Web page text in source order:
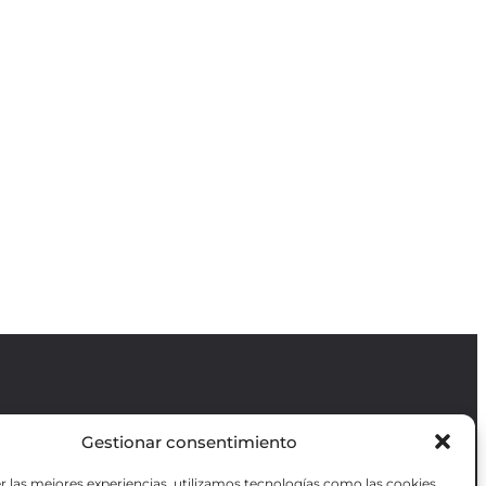
Gestionar consentimiento
Revista GODOT
es una revista